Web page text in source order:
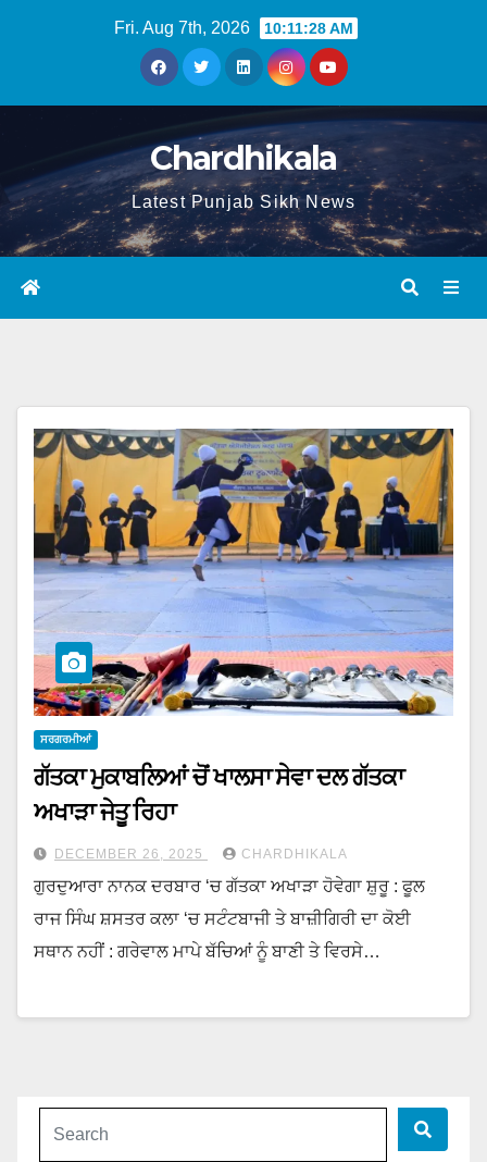
Fri. Aug 7th, 2026 10:11:28 AM
Chardhikala
Latest Punjab Sikh News
ਸਰਗਰਮੀਆਂ
ਗੱਤਕਾ ਮੁਕਾਬਲਿਆਂ ਚੋਂ ਖਾਲਸਾ ਸੇਵਾ ਦਲ ਗੱਤਕਾ
ਅਖਾੜਾ ਜੇਤੂ ਰਿਹਾ
DECEMBER 26, 2025 CHARDHIKALA
ਗੁਰਦੁਆਰਾ ਨਾਨਕ ਦਰਬਾਰ ‘ਚ ਗੱਤਕਾ ਅਖਾੜਾ ਹੋਵੇਗਾ ਸ਼ੁਰੂ : ਫੂਲ
ਰਾਜ ਸਿੰਘ ਸ਼ਸਤਰ ਕਲਾ ‘ਚ ਸਟੰਟਬਾਜੀ ਤੇ ਬਾਜ਼ੀਗਿਰੀ ਦਾ ਕੋਈ
ਸਥਾਨ ਨਹੀਂ : ਗਰੇਵਾਲ ਮਾਪੇ ਬੱਚਿਆਂ ਨੂੰ ਬਾਣੀ ਤੇ ਵਿਰਸੇ…